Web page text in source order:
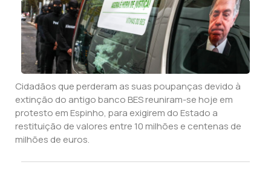
Cidadãos que perderam as suas poupanças devido à
extinção do antigo banco BES reuniram-se hoje em
protesto em Espinho, para exigirem do Estado a
restituição de valores entre 10 milhões e centenas de
milhões de euros.